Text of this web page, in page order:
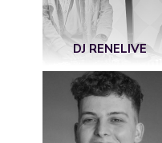
DJ RENELIVE